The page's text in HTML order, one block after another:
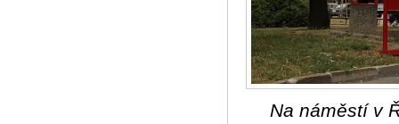
Na náměstí v